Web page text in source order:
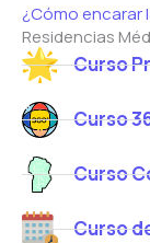
¿Cómo encarar
Residencias
Curso
Curso
Curso
Curso